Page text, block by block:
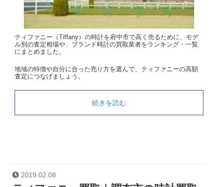
ティファニー（Tiffany）の時計を府中市で高く売るために、モデ
ル別の査定相場や、ブランド時計の買取業者をランキング・一覧
にまとめました。
地域の特徴や自分に合った売り方を選んで、ティファニーの高額
査定につなげましょう。
続きを読む
2019.02.08